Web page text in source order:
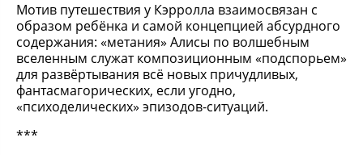
Мотив путешествия у Кэрролла взаимосвязан с
образом ребёнка и самой концепцией абсурдного
содержания: «метания» Алисы по волшебным
вселенным служат композиционным «подспорьем»
для развёртывания всё новых причудливых,
фантасмагорических, если угодно,
«психоделических» эпизодов-ситуаций.
***